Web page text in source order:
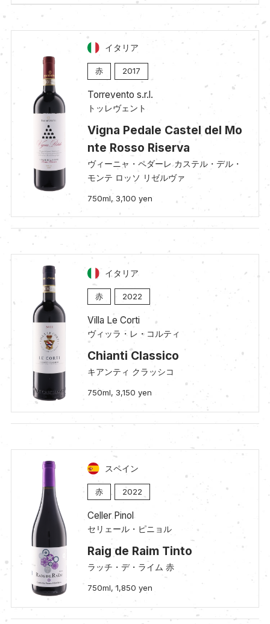
イタリア
赤 2017
Torrevento s.r.l.
トッレヴェント
Vigna Pedale Castel del Mo
nte Rosso Riserva
ヴィーニャ・ペダーレ カステル・デル・
モンテ ロッソ リゼルヴァ
750ml, 3,100 yen
イタリア
赤 2022
Villa Le Corti
ヴィッラ・レ・コルティ
Chianti Classico
キアンティ クラッシコ
750ml, 3,150 yen
スペイン
赤 2022
Celler Pinol
セリェール・ピニョル
Raig de Raim Tinto
ラッチ・デ・ライム 赤
750ml, 1,850 yen